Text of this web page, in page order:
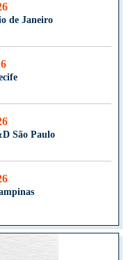
de Janeiro
São Paulo